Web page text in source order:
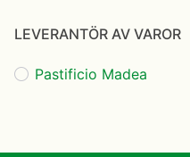
LEVERANTÖR AV VAROR
Pastificio Madea